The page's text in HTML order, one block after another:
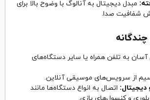
مبدل دیجیتال به آنالوگ با وضوح بالا برای
شفافیت صدا.
آسان به تلفن همراه یا سایر دستگاه‌های
از سرویس‌های موسیقی آنلاین.
دیجیتال: اتصال به انواع دستگاه‌ها مانند